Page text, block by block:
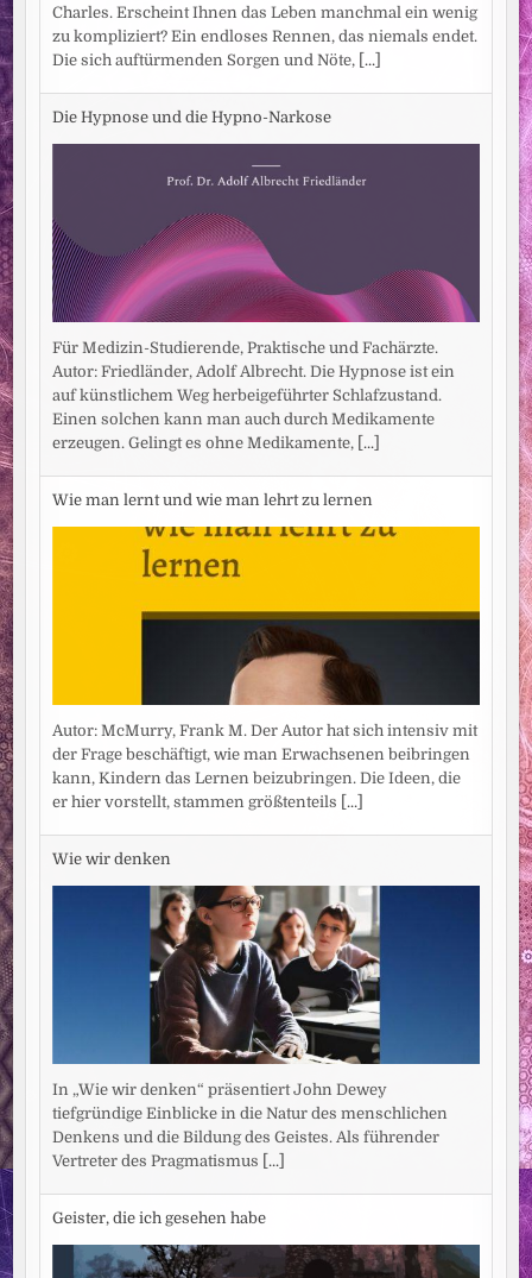
Charles. Erscheint Ihnen das Leben manchmal ein wenig
zu kompliziert? Ein endloses Rennen, das niemals endet.
Die sich auftürmenden Sorgen und Nöte, [...]
Die Hypnose und die Hypno-Narkose
Für Medizin-Studierende, Praktische und Fachärzte.
Autor: Friedländer, Adolf Albrecht. Die Hypnose ist ein
auf künstlichem Weg herbeigeführter Schlafzustand.
Einen solchen kann man auch durch Medikamente
erzeugen. Gelingt es ohne Medikamente, [...]
Wie man lernt und wie man lehrt zu lernen
Autor: McMurry, Frank M. Der Autor hat sich intensiv mit
der Frage beschäftigt, wie man Erwachsenen beibringen
kann, Kindern das Lernen beizubringen. Die Ideen, die
er hier vorstellt, stammen größtenteils [...]
Wie wir denken
In „Wie wir denken“ präsentiert John Dewey
tiefgründige Einblicke in die Natur des menschlichen
Denkens und die Bildung des Geistes. Als führender
Vertreter des Pragmatismus [...]
Geister, die ich gesehen habe